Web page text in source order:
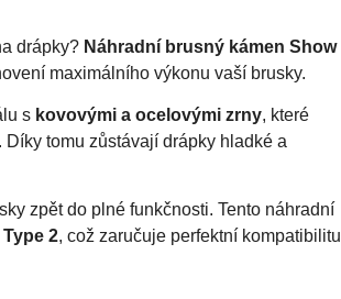
drápky? Náhradní brusný kámen Show
maximálního výkonu vaší brusky.
s kovovými a ocelovými zrny, které
tomu zůstávají drápky hladké a
zpět do plné funkčnosti. Tento náhradní
2, což zaručuje perfektní kompatibilitu